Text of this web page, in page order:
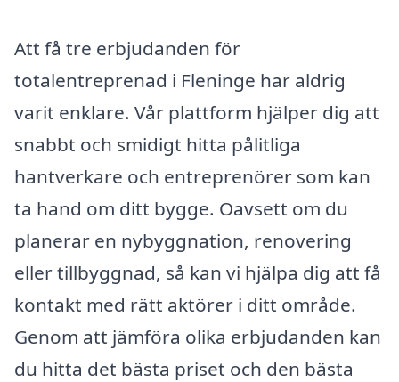
Att få tre erbjudanden för
totalentreprenad i Fleninge har aldrig
varit enklare. Vår plattform hjälper dig att
snabbt och smidigt hitta pålitliga
hantverkare och entreprenörer som kan
ta hand om ditt bygge. Oavsett om du
planerar en nybyggnation, renovering
eller tillbyggnad, så kan vi hjälpa dig att få
kontakt med rätt aktörer i ditt område.
Genom att jämföra olika erbjudanden kan
du hitta det bästa priset och den bästa